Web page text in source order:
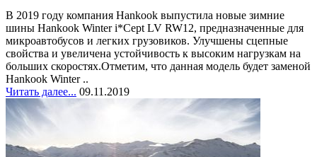
В 2019 году компания Hankook выпустила новые зимние
шины Hankook Winter i*Cept LV RW12, предназначенные для
микроавтобусов и легких грузовиков. Улучшены сцепные
свойства и увеличена устойчивость к высоким нагрузкам на
больших скоростях.Отметим, что данная модель будет заменой
Hankook Winter ..
Читать далее... 09.11.2019